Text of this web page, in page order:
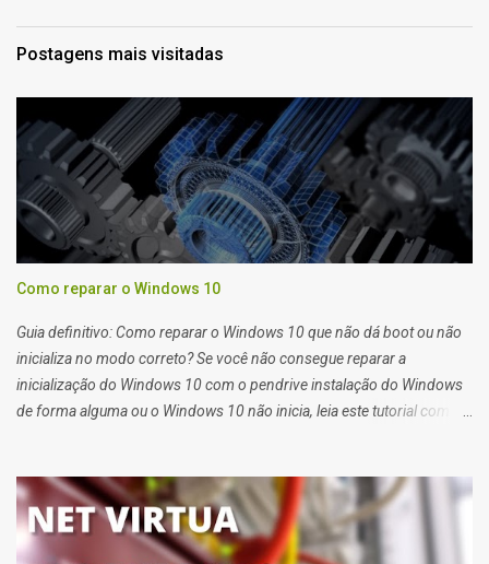
Postagens mais visitadas
Como reparar o Windows 10
Guia definitivo: Como reparar o Windows 10 que não dá boot ou não
inicializa no modo correto? Se você não consegue reparar a
inicialização do Windows 10 com o pendrive instalação do Windows
de forma alguma ou o Windows 10 não inicia, leia este tutorial com
usar o pendrive de instalação do sistema ou o reparo de inicialização
do Windows 10.